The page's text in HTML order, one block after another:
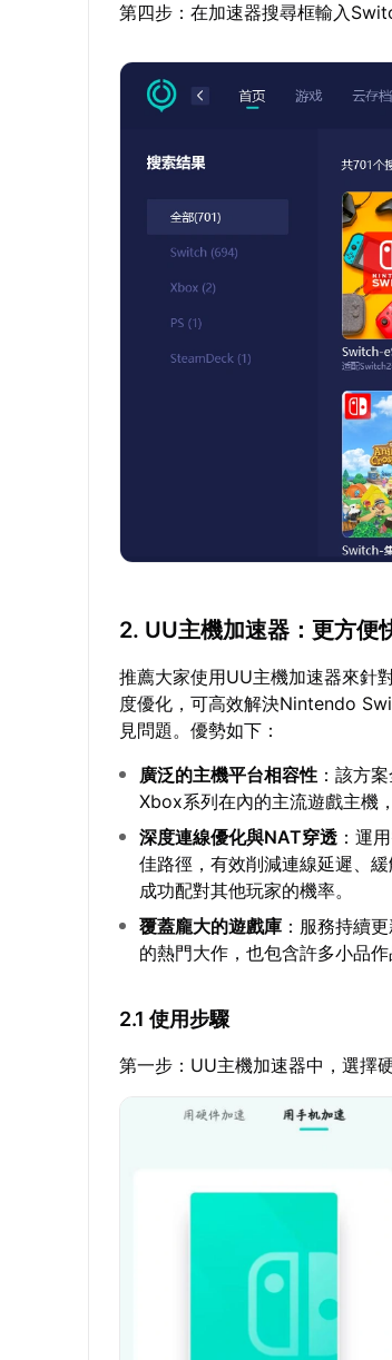
第四步：在加速器搜尋框輸入
2. UU主機加速器：更方便
推薦大家使用UU主機加速器來針
度優化，可高效解決Nintendo
見問題。優勢如下：
廣泛的主機平台相容性 ：該方
Xbox系列在內的主流遊戲主機
深度連線優化與NAT穿透 ：運
佳路徑，有效削減連線延遲、
成功配對其他玩家的機率。
覆蓋龐大的遊戲庫 ：服務持續
的熱門大作，也包含許多小品
2.1 使用步驟
第一步：UU主機加速器中，選擇